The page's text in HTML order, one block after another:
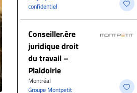
confidentiel
Conseiller.ère
juridique droit
du travail –
Plaidoirie
Montréal
Groupe Montpetit